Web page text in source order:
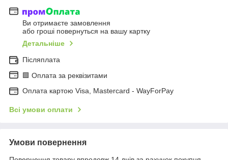
Ви отримаєте замовлення
або гроші повернуться на вашу картку
Детальніше
Післяплата
🟩 Оплата за реквізитами
Оплата картою Visa, Mastercard - WayForPay
Всі умови оплати
Умови повернення